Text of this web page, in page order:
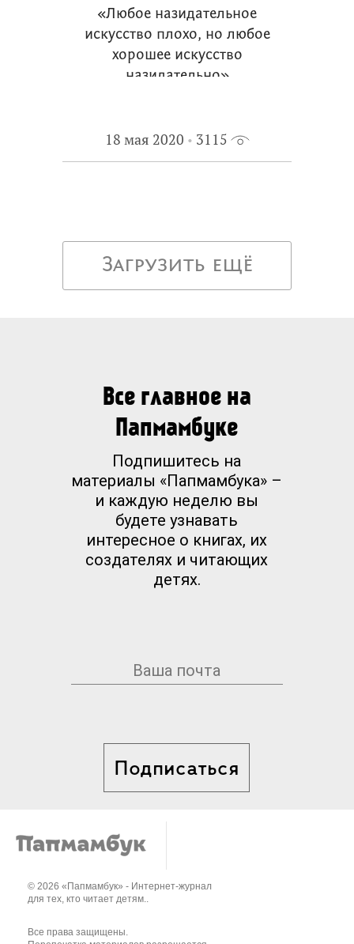
«Любое назидательное
искусство плохо, но любое
хорошее искусство
назидательно»
18 мая 2020 3115
Загрузить ещё
Все главное на
Папмамбуке
Подпишитесь на
материалы «Папмамбука» –
и каждую неделю вы
будете узнавать
интересное о книгах, их
создателях и читающих
детях.
Подписаться
© 2026 «Папмамбук» - Интернет-журнал
для тех, кто читает детям..
Все права защищены.